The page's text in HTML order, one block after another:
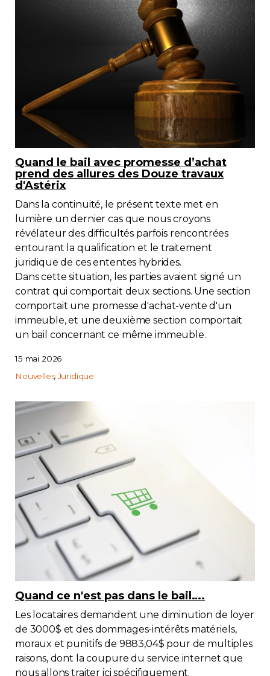
Quand le bail avec promesse d’achat
prend des allures des Douze travaux
d'Astérix
Dans la continuité, le présent texte met en
lumière un dernier cas que nous croyons
révélateur des difficultés parfois rencontrées
entourant la qualification et le traitement
juridique de ces ententes hybrides.
Dans cette situation, les parties avaient signé un
contrat qui comportait deux sections. Une section
comportait une promesse d'achat-vente d'un
immeuble, et une deuxième section comportait
un bail concernant ce même immeuble.
15 mai 2026
Nouvelles Juridique
Quand ce n'est pas dans le bail….
Les locataires demandent une diminution de loyer
de 3000$ et des dommages-intérêts matériels,
moraux et punitifs de 9883,04$ pour de multiples
raisons, dont la coupure du service internet que
nous allons traiter ici spécifiquement.